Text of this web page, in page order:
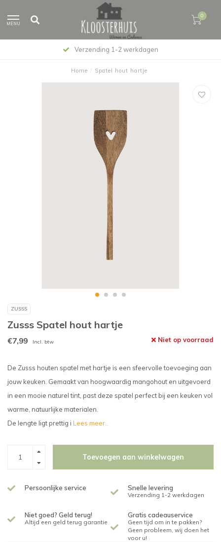
MENU
0
Verzending 1-2 werkdagen
Home / Spatel hout hartje
ZUSSS
Zusss Spatel hout hartje
€7,99 Incl. btw Niet op voorraad
De Zusss houten spatel met hartje is een sfeervolle toevoeging aan
jouw keuken. Gemaakt van hoogwaardig mangohout en uitgevoerd
in een mooie naturel tint, past deze spatel perfect bij een keuken vol
warme, natuurlijke materialen.
De lengte ligt prettig i Lees meer..
Toevoegen aan winkelwagen
Persoonlijke service Snelle levering
Verzending 1-2 werkdagen
Niet goed? Geld terug!
Altijd een geld terug garantie
Gratis cadeauservice
Geen tijd om in te pakken?
Geen probleem, wij doen het
voor u!